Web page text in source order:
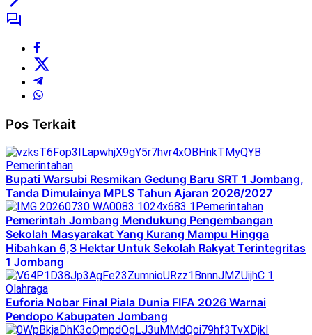
Pos Terkait
Pemerintahan
Bupati Warsubi Resmikan Gedung Baru SRT 1 Jombang,
Tanda Dimulainya MPLS Tahun Ajaran 2026/2027
Pemerintahan
Pemerintah Jombang Mendukung Pengembangan
Sekolah Masyarakat Yang Kurang Mampu Hingga
Hibahkan 6,3 Hektar Untuk Sekolah Rakyat Terintegritas
1 Jombang
Olahraga
Euforia Nobar Final Piala Dunia FIFA 2026 Warnai
Pendopo Kabupaten Jombang